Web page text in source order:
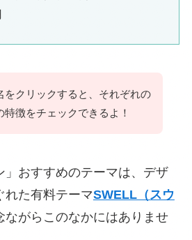
をクリックすると、それぞれの
特徴をチェックできるよ！
」おすすめのテーマは、デザ
れた有料テーマSWELL（スウ
ながらこのなかにはありませ